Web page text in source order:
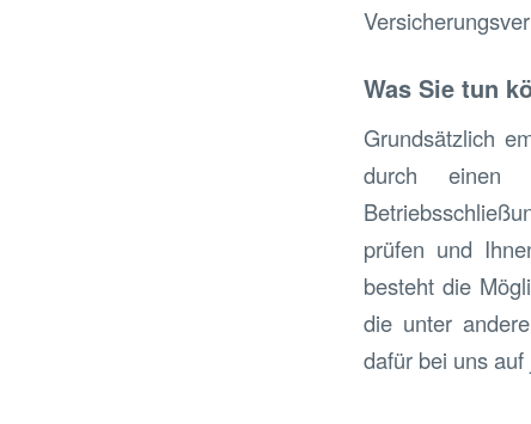
Was Sie tun
Grundsätzlich
durch einen
prüfen und
besteht die
die unter
dafür bei uns